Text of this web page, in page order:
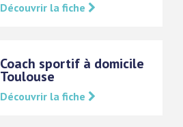
Découvrir la fiche
Coach sportif à domicile
Toulouse
Découvrir la fiche